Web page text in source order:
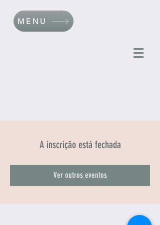
MENU
A inscrição está fechada
Ver outros eventos